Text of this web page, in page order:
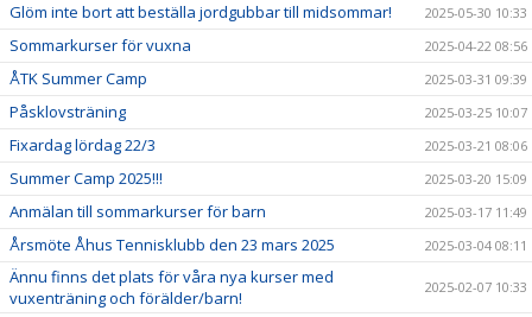
Glöm inte bort att beställa jordgubbar till midsommar! 2025-05-30 10:33
Sommarkurser för vuxna 2025-04-22 08:56
ÅTK Summer Camp 2025-03-31 09:39
Påsklovsträning 2025-03-25 10:07
Fixardag lördag 22/3 2025-03-21 08:06
Summer Camp 2025!!! 2025-03-20 15:09
Anmälan till sommarkurser för barn 2025-03-17 11:49
Årsmöte Åhus Tennisklubb den 23 mars 2025 2025-03-04 08:11
Ännu finns det plats för våra nya kurser med
vuxenträning och förälder/barn!
2025-02-07 10:33